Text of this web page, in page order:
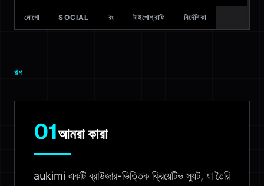
লোগো SOCIAL রং টাইপোগ্রাফি নির্দেশিকা
গল্প
01আমরা কারা
aukimi একটি ব্রাউজার-ভিত্তিক ক্রিয়েটিভ স্যুট, যা তৈরি